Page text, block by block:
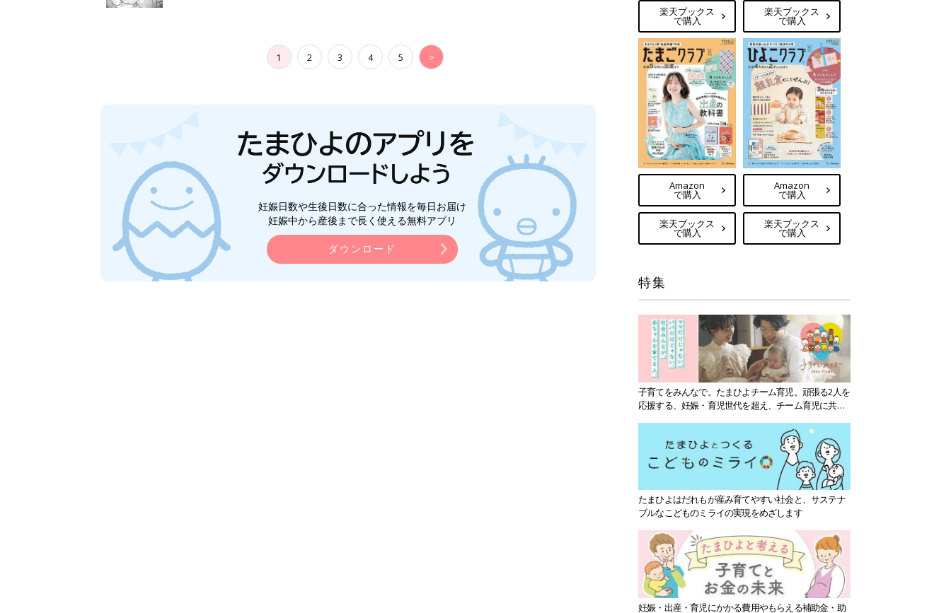
1 2 3 4 5 >
妊娠日数や生後日数に合った情報を毎日お届け
妊娠中から産後まで長く使える無料アプリ
ダウンロード
楽天ブックス
で購入
楽天ブックス
で購入
Amazon
で購入
楽天ブックス
で購入
Amazon
で購入
楽天ブックス
で購入
特集
子育てをみんなで。たまひよチーム育児。頑張る2人を
応援する、妊娠・育児世代を超え、チーム育児に共感
たまひよはだれもが産み育てやすい社会と、サステナ
ブルなこどものミライの実現をめざします
妊娠・出産・育児にかかる費用やもらえる補助金・助